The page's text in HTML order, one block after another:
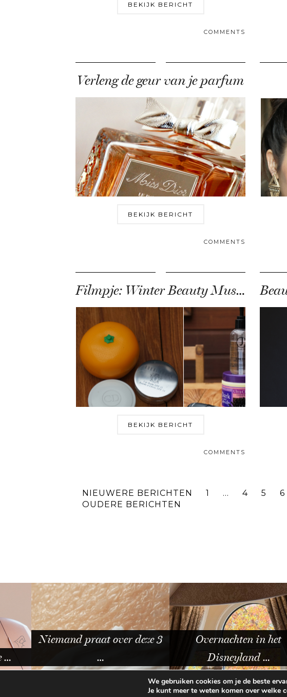
BEKIJK BERICHT
COMMENTS
Verleng de geur van je parfum
BEKIJK BERICHT
COMMENTS
Filmpje: Winter Beauty Musthaves
BEKIJK BERICHT
COMMENTS
NIEUWERE BERICHTEN 1 … 4 5 6
OUDERE BERICHTEN
Niemand praat over deze 3
Overnachten in het
Disneyland …
BEAUTYLAB.NL FAQ ALGEMENE
We gebruiken cookies om je de beste
Je kunt meer te weten komen over